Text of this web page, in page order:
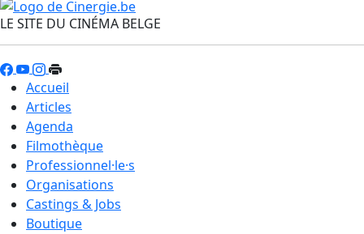
LE SITE DU CINÉMA BELGE
Accueil
Articles
Agenda
Filmothèque
Professionnel·le·s
Organisations
Castings & Jobs
Boutique